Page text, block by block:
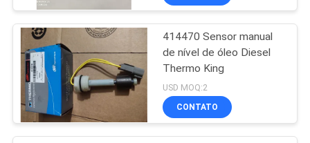
Rei Thermo
Refrigerated Truck
414470 Sensor manual
de nível de óleo Diesel
Thermo King
USD MOQ:2
CONTATO